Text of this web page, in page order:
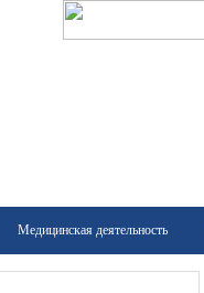
Медицинская деятельность